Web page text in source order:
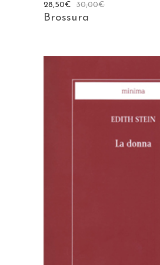
30,00€
28,50€
Brossura